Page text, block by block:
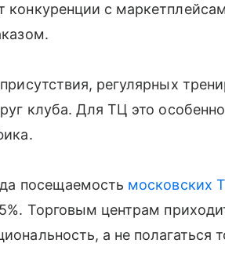
с
регулярных
клуба. Для ТЦ это
посещаемость московских
Торговым центрам
а не полагаться